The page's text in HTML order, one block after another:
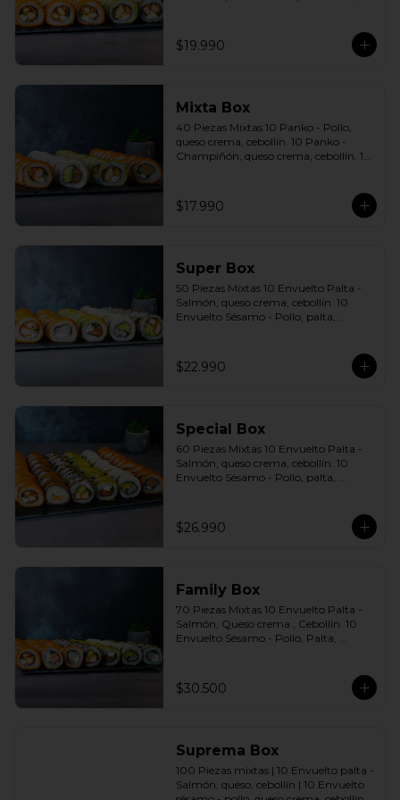
a elección soya o agridulce Bless + 3
palitos
$19.990
Mixta Box
40 Piezas Mixtas 10 Panko - Pollo,
queso crema, cebollín. 10 Panko -
Champiñón, queso crema, cebollín. 10
palta, cebollín. Incluye: 2 Salsa soya 2
Salsa agridulce Bless 3 palitos
$17.990
Super Box
50 Piezas Mixtas 10 Envuelto Palta -
Salmón, queso crema, cebollín. 10
Envuelto Sésamo - Pollo, palta,
Pollo, queso crema, cebollín. 10 Panko
- Camarón, queso crema, cebollín
$22.990
Special Box
60 Piezas Mixtas 10 Envuelto Palta -
Salmón, queso crema, cebollín. 10
Envuelto Sésamo - Pollo, palta,
Pollo, queso crema, cebollín. 10 Panko
- Champiñón, queso crema, cebollín.
$26.990
Family Box
70 Piezas Mixtas 10 Envuelto Palta -
Salmón, Queso crema , Cebollín. 10
Envuelto Sésamo - Pollo, Palta,
Ciboulette - Camarón, queso crema,
cebollín. 10 Panko - Pollo, Queso
7 Salsas a elección soya o agridulce
Bless + 6 palitos
$30.500
Suprema Box
100 Piezas mixtas | 10 Envuelto palta -
Salmón, queso, cebollín | 10 Envuelto